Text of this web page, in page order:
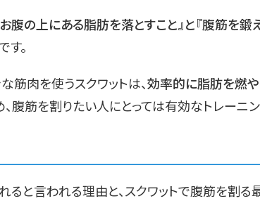
お腹の上にある脂肪を落とすこと』と『腹筋を
。
筋肉を使うスクワットは、効率的に脂肪を燃
、腹筋を割りたい人にとっては有効なトレーニ
ると言われる理由と、スクワットで腹筋を割る